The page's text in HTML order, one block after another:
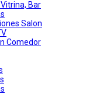
Bar
Salon
Comedor